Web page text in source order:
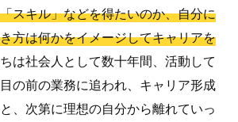
スキル」などを得たいのか、自分に
方は何かをイメージしてキャリアを
は社会人として数十年間、活動して
の前の業務に追われ、キャリア形成
、次第に理想の自分から離れていっ